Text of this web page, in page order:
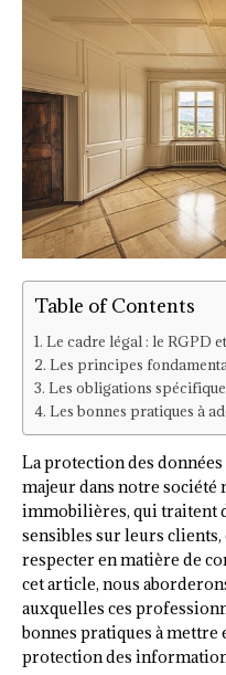
Table of Contents
Le cadre légal : le RGPD
Les principes
Les obligations
Les bonnes pratiques à
La protection des
majeur dans notre société
immobilières, qui traitent
sensibles sur leurs
respecter en matière de
cet article, nous
auxquelles ces
bonnes pratiques à mettre
protection des